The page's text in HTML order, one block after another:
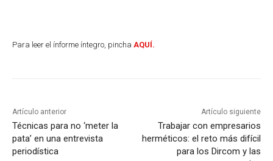
Para leer el ínforme íntegro, pincha AQUÍ.
Artículo anterior
Técnicas para no ‘meter la
pata’ en una entrevista
periodística
Artículo siguiente
Trabajar con empresarios
herméticos: el reto más difícil
para los Dircom y las